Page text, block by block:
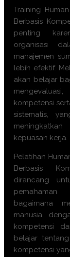
Training
Berbasis
penting
organisasi
manajemen
lebih efektif.
akan belajar
kompetensi
sistematis,
kepuasan kerja.
Pelatihan
Berbasis
dirancang
bagaimana
manusia
kompetensi
belajar
kompetensi